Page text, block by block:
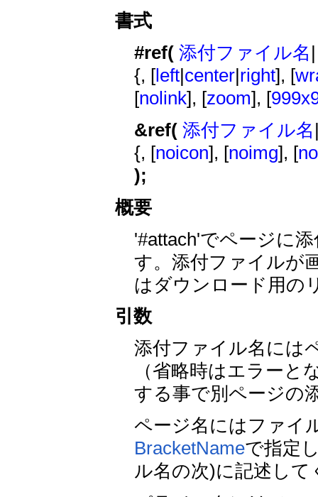
書式
#ref( 添付ファイル名
{, [left|center|right], [
[nolink], [zoom], [
&ref( 添付ファイル名
{, [noicon], [noimg], [
);
概要
'#attach'でページに
す。添付ファイルが
はダウンロード用の
引数
添付ファイル名には
（省略時はエラー
する事で別ページの
ページ名にはファイ
BracketNameで指定
ル名の次)に記述し